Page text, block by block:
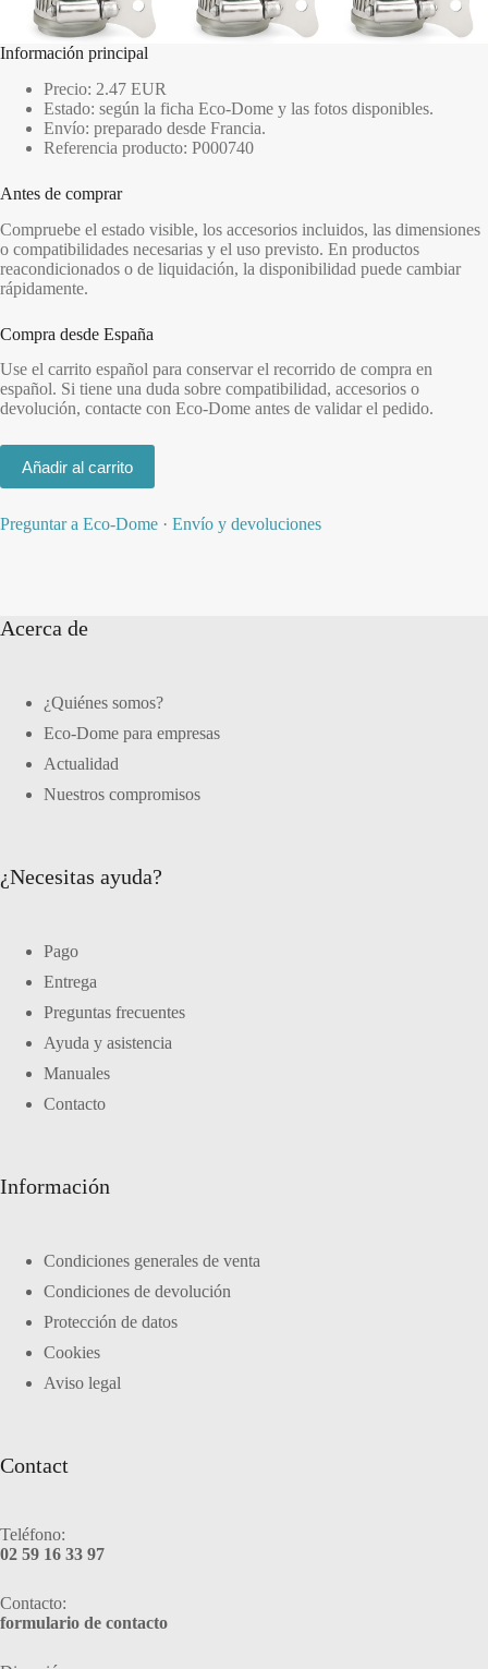
Información principal
Precio: 2.47 EUR
Estado: según la ficha Eco-Dome y las fotos disponibles.
Envío: preparado desde Francia.
Referencia producto: P000740
Antes de comprar
Compruebe el estado visible, los accesorios incluidos, las dimensiones
o compatibilidades necesarias y el uso previsto. En productos
reacondicionados o de liquidación, la disponibilidad puede cambiar
rápidamente.
Compra desde España
Use el carrito español para conservar el recorrido de compra en
español. Si tiene una duda sobre compatibilidad, accesorios o
devolución, contacte con Eco-Dome antes de validar el pedido.
Añadir al carrito
Preguntar a Eco-Dome · Envío y devoluciones
Acerca de
¿Quiénes somos?
Eco-Dome para empresas
Actualidad
Nuestros compromisos
¿Necesitas ayuda?
Pago
Entrega
Preguntas frecuentes
Ayuda y asistencia
Manuales
Contacto
Información
Condiciones generales de venta
Condiciones de devolución
Protección de datos
Cookies
Aviso legal
Contact
Teléfono:
02 59 16 33 97
Contacto:
formulario de contacto